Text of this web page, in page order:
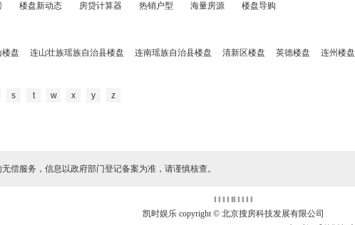
楼盘新动态 房贷计算器 热销户型 海量房源 楼盘导购
楼盘 连山壮族瑶族自治县楼盘 连南瑶族自治县楼盘 清新区楼盘 英德楼盘 连州楼盘
s t w x y z
偿服务，信息以政府部门登记备案为准，请谨慎核查。
‖ ‖ ‖ ‖ ‖‖ ‖ ‖ ‖ ‖
凯时娱乐 copyright © 北京搜房科技发展有限公司